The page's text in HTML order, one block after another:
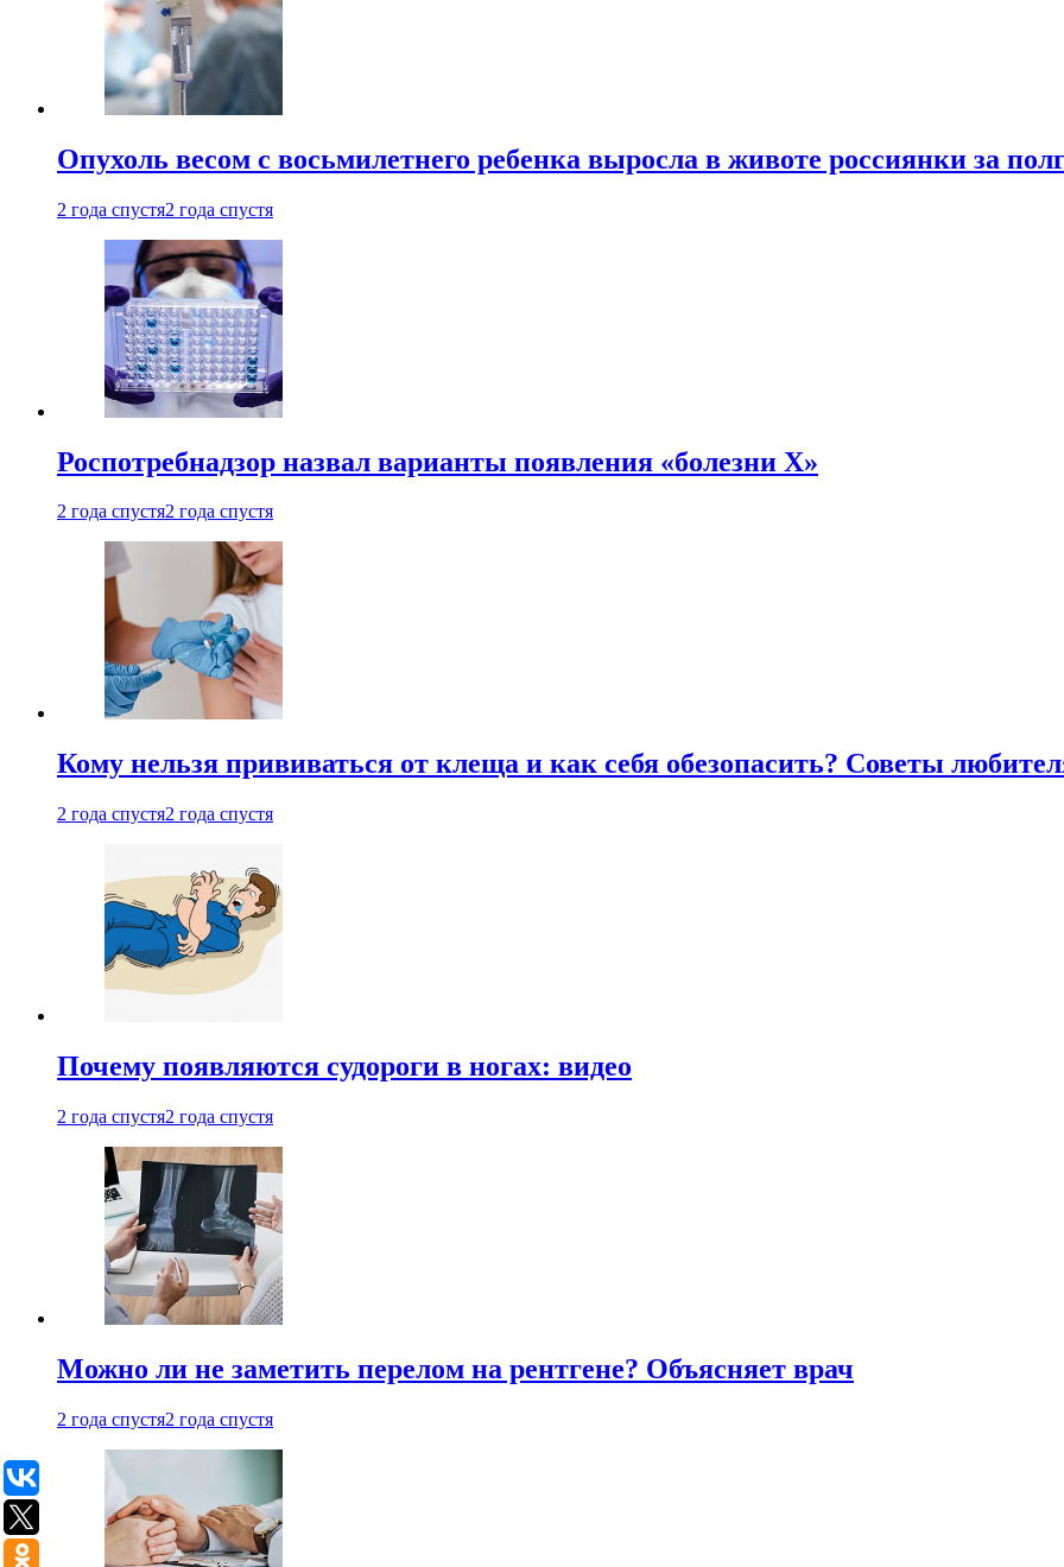
Опухоль весом с восьмилетнего ребенка выросла в животе россиянки за
2 года спустя2 года спустя
Роспотребнадзор назвал варианты появления «болезни Х»
2 года спустя2 года спустя
Кому нельзя прививаться от клеща и как себя обезопасить? Советы
2 года спустя2 года спустя
Почему появляются судороги в ногах: видео
2 года спустя2 года спустя
Можно ли не заметить перелом на рентгене? Объясняет врач
2 года спустя2 года спустя